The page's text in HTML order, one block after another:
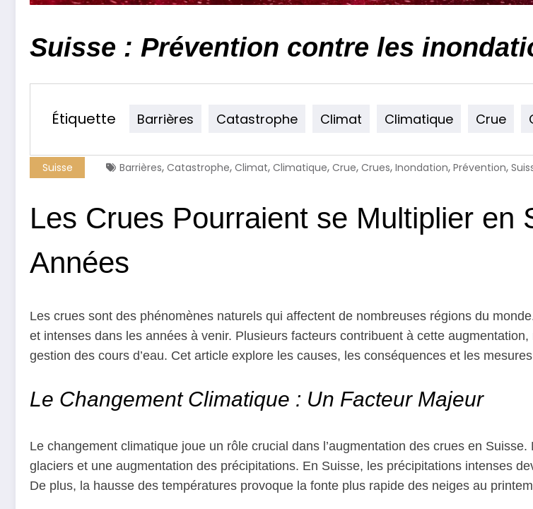
Suisse : Prévention contre les
Étiquette Barrières Catastrophe Climat Climatique Crue
Suisse Barrières, Catastrophe, Climat, Climatique, Crue, Crues, Inondation, Prévention,
Les Crues Pourraient se Multiplier en
Années
Les crues sont des phénomènes naturels qui affectent de nombreuses régions du
et intenses dans les années à venir. Plusieurs facteurs contribuent à cette
gestion des cours d’eau. Cet article explore les causes, les conséquences et les
Le Changement Climatique : Un Facteur Majeur
Le changement climatique joue un rôle crucial dans l’augmentation des crues en
glaciers et une augmentation des précipitations. En Suisse, les précipitations intenses
De plus, la hausse des températures provoque la fonte plus rapide des neiges au